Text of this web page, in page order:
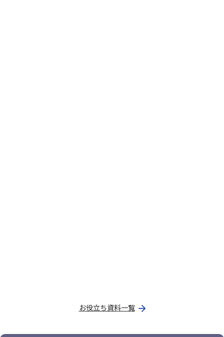
お役立ち資料一覧